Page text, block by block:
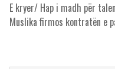
E kryer/ Hap i madh për
Muslika firmos kontratën e